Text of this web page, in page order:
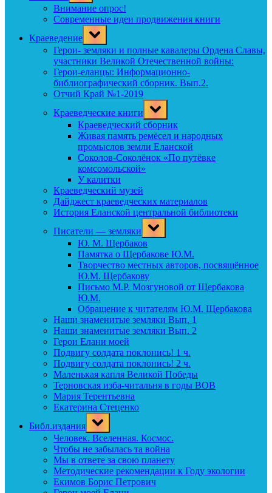
menu
Внимание опрос!
Современные идеи продвижения книги
Краеведение
Toggle
sub-
menu
Герои- земляки и полные кавалеры Ордена Славы,
участники Великой Отечественной войны:
Герои-еланцы: Информационно-
библиографический сборник. Вып.2.
Отчий Край №1-2019
Краеведческие книги
Toggle
sub-
menu
Краеведческий сборник
Живая память ремёсел и народных
промыслов земли Еланской
Соколов-Соколёнок «По путёвке
комсомольской»
У калитки
Краеведческий музей
Дайджест краеведческих материалов
История Еланской центральной библиотеки
Писатели — земляки
Toggle
sub-
menu
Ю. М. Щербаков
Памятка о Щербакове Ю.М.
Творчество местных авторов, посвящённое
Ю.М. Щербакову
Письмо М.Р. Мозгуновой от Щербакова
Ю.М.
Обращение к читателям Ю.М. Щербакова
Наши знаменитые земляки Вып. 1
Наши знаменитые земляки Вып. 2
Герои Елани моей
Подвигу солдата поклонись! 1 ч.
Подвигу солдата поклонись! 2 ч.
Маленькая капля Великой Победы
Терновская изба-читальня в годы ВОВ
Мария Терентьевна
Екатерина Стеценко
Библ.издания
Toggle
sub-
menu
Человек. Вселенная. Космос.
Чтобы не забылась та война
Мы в ответе за свою планету
Методические рекомендации к Году экологии
Екимов Борис Петрович